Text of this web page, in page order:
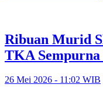
Ribuan Murid
TKA Sempurna
26 Mei 2026 - 11:02 WIB